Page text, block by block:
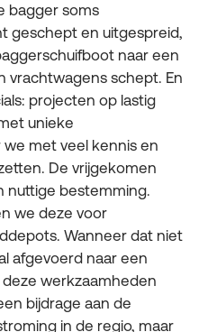
bagger soms
geschept en uitgespreid,
naar een
vrachtwagens schept. En
projecten op lastig
unieke
met veel kennis en
De vrijgekomen
nuttige bestemming.
we deze voor
Wanneer dat niet
afgevoerd naar een
werkzaamheden
bijdrage aan de
in de regio, maar